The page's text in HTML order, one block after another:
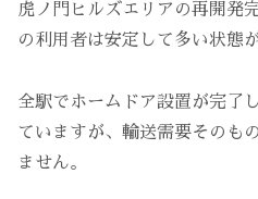
虎ノ門ヒルズエリアの再開発
の利用者は安定して多い状態
全駅でホームドア設置が完了
ていますが、輸送需要そのも
ません。